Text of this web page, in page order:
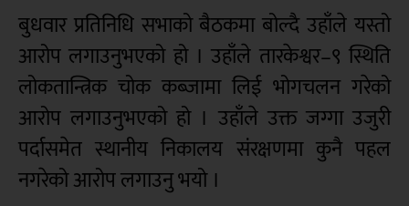
बुधवार प्रतिनिधि सभाको बैठकमा बोल्दै उहाँले यस्तो
आरोप लगाउनुभएको हो । उहाँले तारकेश्वर–९ स्थिति
लोकतान्त्रिक चोक कब्जामा लिई भोगचलन गरेको
आरोप लगाउनुभएको हो । उहाँले उक्त जग्गा उजुरी
पर्दासमेत स्थानीय निकालय संरक्षणमा कुनै पहल
नगरेको आरोप लगाउनु भयो ।